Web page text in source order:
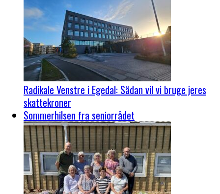
Radikale Venstre i Egedal: Sådan vil vi bruge jeres
skattekroner
Sommerhilsen fra seniorrådet